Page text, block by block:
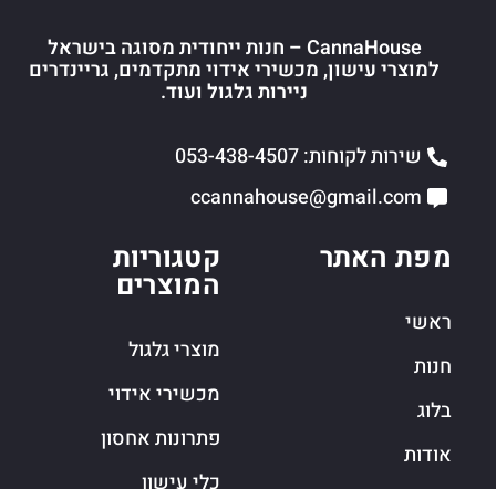
CannaHouse – חנות ייחודית מסוגה בישראל
למוצרי עישון, מכשירי אידוי מתקדמים, גריינדרים
ניירות גלגול ועוד.
שירות לקוחות: 053-438-4507
ccannahouse@gmail.com
מפת האתר
ראשי
חנות
בלוג
אודות
קטגוריות
המוצרים
מוצרי גלגול
מכשירי אידוי
פתרונות אחסון